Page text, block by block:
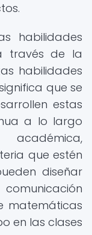
habilidades
través de la
habilidades
que se
estas
a lo largo
que estén
diseñar
matemáticas
en las clases